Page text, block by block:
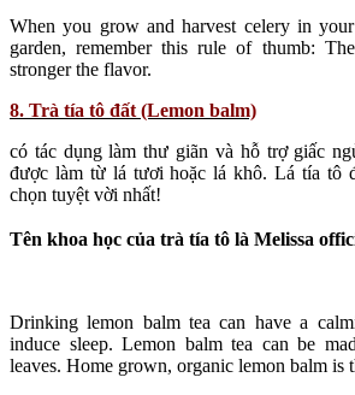
When you grow and harvest celery in
garden, remember this rule of thumb:
stronger the flavor.
8. Trà tía tô đất (Lemon balm)
có tác dụng làm thư giãn và hỗ trợ giấc
được làm từ lá tươi hoặc lá khô. Lá tía tô
chọn tuyệt vời nhất!
Tên khoa học của trà tía tô là Melissa
Drinking lemon balm tea can have a
induce sleep. Lemon balm tea can be
leaves. Home grown, organic lemon balm is